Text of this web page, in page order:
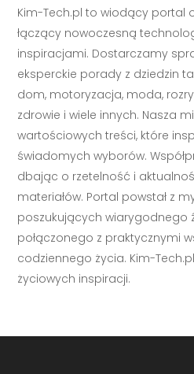
Kim-Tech.pl to wiodący portal
łączący nowoczesną
inspiracjami. Dostarczamy
eksperckie porady z dziedzin
dom, motoryzacja, moda,
zdrowie i wiele innych. Nasza
wartościowych treści, które
świadomych wyborów.
dbając o rzetelność i
materiałów. Portal powstał z
poszukujących wiarygodnego
połączonego z praktycznymi
codziennego życia. Kim-
życiowych inspiracji.